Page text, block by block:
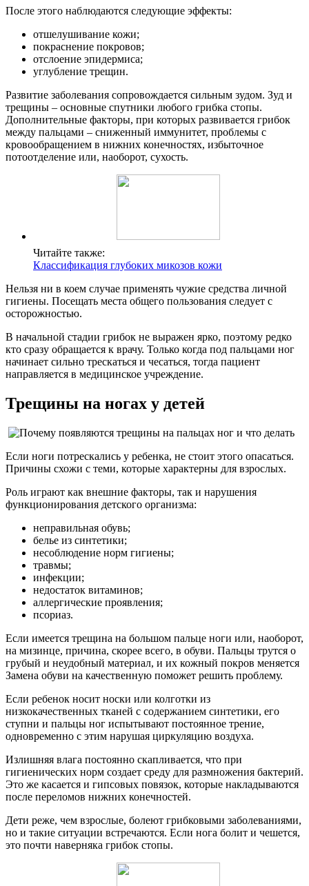
После этого наблюдаются следующие эффекты:
отшелушивание кожи;
покраснение покровов;
отслоение эпидермиса;
углубление трещин.
Развитие заболевания сопровождается сильным зудом. Зуд и
трещины – основные спутники любого грибка стопы.
Дополнительные факторы, при которых развивается грибок
между пальцами – сниженный иммунитет, проблемы с
кровообращением в нижних конечностях, избыточное
потоотделение или, наоборот, сухость.
Читайте также:
Классификация глубоких микозов кожи
Нельзя ни в коем случае применять чужие средства личной
гигиены. Посещать места общего пользования следует с
осторожностью.
В начальной стадии грибок не выражен ярко, поэтому редко
кто сразу обращается к врачу. Только когда под пальцами ног
начинает сильно трескаться и чесаться, тогда пациент
направляется в медицинское учреждение.
Трещины на ногах у детей
Если ноги потрескались у ребенка, не стоит этого опасаться.
Причины схожи с теми, которые характерны для взрослых.
Роль играют как внешние факторы, так и нарушения
функционирования детского организма:
неправильная обувь;
белье из синтетики;
несоблюдение норм гигиены;
травмы;
инфекции;
недостаток витаминов;
аллергические проявления;
псориаз.
Если имеется трещина на большом пальце ноги или, наоборот,
на мизинце, причина, скорее всего, в обуви. Пальцы трутся о
грубый и неудобный материал, и их кожный покров меняется
Замена обуви на качественную поможет решить проблему.
Если ребенок носит носки или колготки из
низкокачественных тканей с содержанием синтетики, его
ступни и пальцы ног испытывают постоянное трение,
одновременно с этим нарушая циркуляцию воздуха.
Излишняя влага постоянно скапливается, что при
гигиенических норм создает среду для размножения бактерий.
Это же касается и гипсовых повязок, которые накладываются
после переломов нижних конечностей.
Дети реже, чем взрослые, болеют грибковыми заболеваниями,
но и такие ситуации встречаются. Если нога болит и чешется,
это почти наверняка грибок стопы.